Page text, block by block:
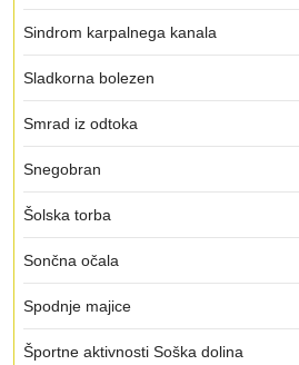
Sindrom karpalnega kanala
Sladkorna bolezen
Smrad iz odtoka
Snegobran
Šolska torba
Sončna očala
Spodnje majice
Športne aktivnosti Soška dolina